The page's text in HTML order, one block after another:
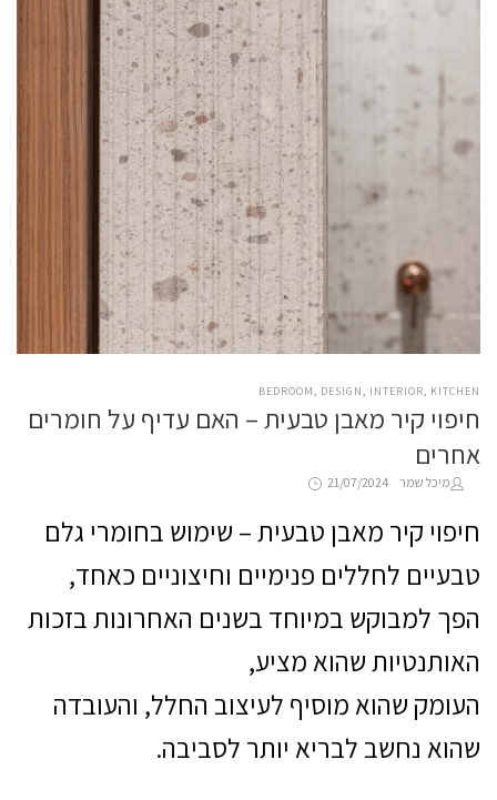
POSTED
BEDROOM DESIGN INTERIOR KITCHEN
חיפוי קיר מאבן טבעית – האם עדיף על חומרים
אחרים
by
מיכל שמר
Posted 21/07/2024
חיפוי קיר מאבן טבעית – שימוש בחומרי גלם
טבעיים לחללים פנימיים וחיצוניים כאחד,
הפך למבוקש במיוחד בשנים האחרונות בזכות
האותנטיות שהוא מציע,
העומק שהוא מוסיף לעיצוב החלל, והעובדה
שהוא נחשב לבריא יותר לסביבה.